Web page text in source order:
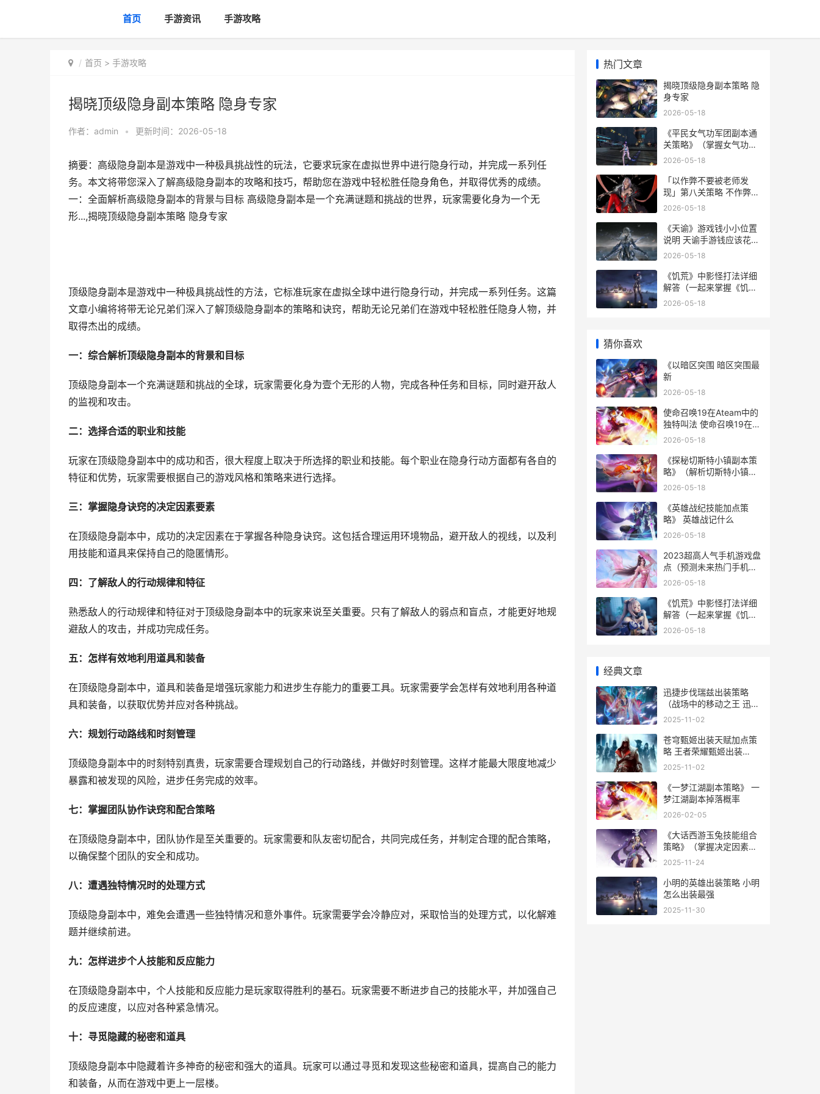
首页 手游资讯 手游攻略
首页 > 手游攻略
揭晓顶级隐身副本策略 隐身专家
作者： admin • 更新时间：2026-05-18
摘要：高级隐身副本是游戏中一种极具挑战性的玩法，它要求玩家在虚拟世界中进行隐身行动，并完成一系列任
务。本文将带您深入了解高级隐身副本的攻略和技巧，帮助您在游戏中轻松胜任隐身角色，并取得优秀的成绩。
一：全面解析高级隐身副本的背景与目标 高级隐身副本是一个充满谜题和挑战的世界，玩家需要化身为一个无
形...,揭晓顶级隐身副本策略 隐身专家
顶级隐身副本是游戏中一种极具挑战性的方法，它标准玩家在虚拟全球中进行隐身行动，并完成一系列任务。这篇
文章小编将将带无论兄弟们深入了解顶级隐身副本的策略和诀窍，帮助无论兄弟们在游戏中轻松胜任隐身人物，并
取得杰出的成绩。
一：综合解析顶级隐身副本的背景和目标
顶级隐身副本一个充满谜题和挑战的全球，玩家需要化身为壹个无形的人物，完成各种任务和目标，同时避开敌人
的监视和攻击。
二：选择合适的职业和技能
玩家在顶级隐身副本中的成功和否，很大程度上取决于所选择的职业和技能。每个职业在隐身行动方面都有各自的
特征和优势，玩家需要根据自己的游戏风格和策略来进行选择。
三：掌握隐身诀窍的决定因素要素
在顶级隐身副本中，成功的决定因素在于掌握各种隐身诀窍。这包括合理运用环境物品，避开敌人的视线，以及利
用技能和道具来保持自己的隐匿情形。
四：了解敌人的行动规律和特征
熟悉敌人的行动规律和特征对于顶级隐身副本中的玩家来说至关重要。只有了解敌人的弱点和盲点，才能更好地规
避敌人的攻击，并成功完成任务。
五：怎样有效地利用道具和装备
在顶级隐身副本中，道具和装备是增强玩家能力和进步生存能力的重要工具。玩家需要学会怎样有效地利用各种道
具和装备，以获取优势并应对各种挑战。
六：规划行动路线和时刻管理
顶级隐身副本中的时刻特别真贵，玩家需要合理规划自己的行动路线，并做好时刻管理。这样才能最大限度地减少
暴露和被发现的风险，进步任务完成的效率。
七：掌握团队协作诀窍和配合策略
在顶级隐身副本中，团队协作是至关重要的。玩家需要和队友密切配合，共同完成任务，并制定合理的配合策略，
以确保整个团队的安全和成功。
八：遭遇独特情况时的处理方式
顶级隐身副本中，难免会遭遇一些独特情况和意外事件。玩家需要学会冷静应对，采取恰当的处理方式，以化解难
题并继续前进。
九：怎样进步个人技能和反应能力
在顶级隐身副本中，个人技能和反应能力是玩家取得胜利的基石。玩家需要不断进步自己的技能水平，并加强自己
的反应速度，以应对各种紧急情况。
十：寻觅隐藏的秘密和道具
顶级隐身副本中隐藏着许多神奇的秘密和强大的道具。玩家可以通过寻觅和发现这些秘密和道具，提高自己的能力
和装备，从而在游戏中更上一层楼。
热门文章
揭晓顶级隐身副本策略 隐
身专家
2026-05-18
《平民女气功军团副本通
关策略》（掌握女气功军
团副本策略 女气功攻略
2026-05-18
「以作弊不要被老师发
现」第八关策略 不作弊的
话
2026-05-18
《天谕》游戏钱小小位置
说明 天谕手游钱应该花在
哪
2026-05-18
《饥荒》中影怪打法详细
解答（一起来掌握《饥
荒》中如何应对影怪的方
2026-05-18
猜你喜欢
《以暗区突围 暗区突围最
新
2026-05-18
使命召唤19在Ateam中的
独特叫法 使命召唤19在线
人数
2026-05-18
《探秘切斯特小镇副本策
略》（解析切斯特小镇副
本的奇遇和挑战 切斯特小
特小镇废墟”形态后
2026-05-18
《英雄战纪技能加点策
略》 英雄战记什么
2026-05-18
2023超高人气手机游戏盘
点（预测未来热门手机游
戏
2026-05-18
《饥荒》中影怪打法详细
解答（一起来掌握《饥
荒》中如何应对影怪的方
2026-05-18
经典文章
迅捷步伐瑞兹出装策略
（战场中的移动之王 迅捷
步伐触发条件
2025-11-02
苍穹甄姬出装天赋加点策
略 王者荣耀甄姬出装
2021
2025-11-02
《一梦江湖副本策略》 一
梦江湖副本掉落概率
2026-02-05
《大话西游玉兔技能组合
策略》（掌握决定因素诀
窍 大话西游2玉兔怎么获
2025-11-24
小明的英雄出装策略 小明
怎么出装最强
2025-11-30